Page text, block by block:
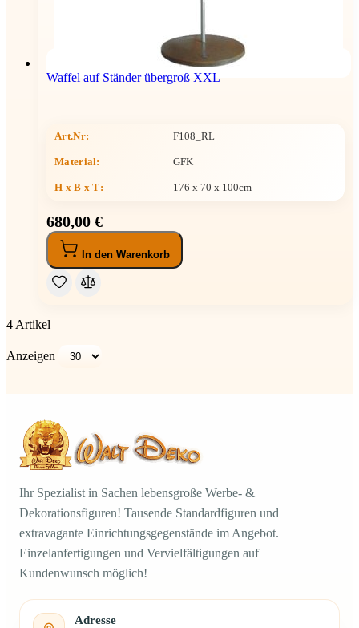
Waffel auf Ständer übergroß XXL
Art.Nr: F108_RL
Material: GFK
H x B x T: 176 x 70 x 100cm
680,00 €
In den Warenkorb
4 Artikel
Anzeigen
Ihr Spezialist in Sachen lebensgroße Werbe- &
Dekorationsfiguren! Tausende Standardfiguren und
extravagante Einrichtungsgegenstände im Angebot.
Einzelanfertigungen und Vervielfältigungen auf
Kundenwunsch möglich!
Adresse